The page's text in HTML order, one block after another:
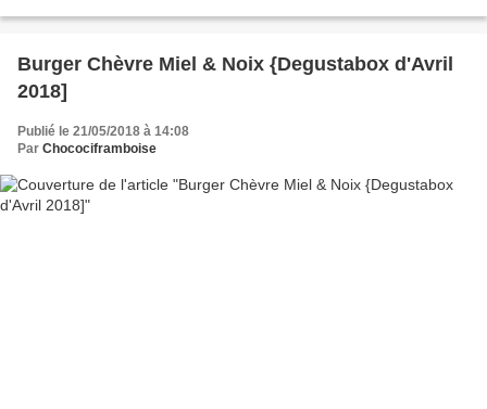
Burger Chèvre Miel & Noix {Degustabox d'Avril
2018]
Publié le 21/05/2018 à 14:08
Par Chocociframboise